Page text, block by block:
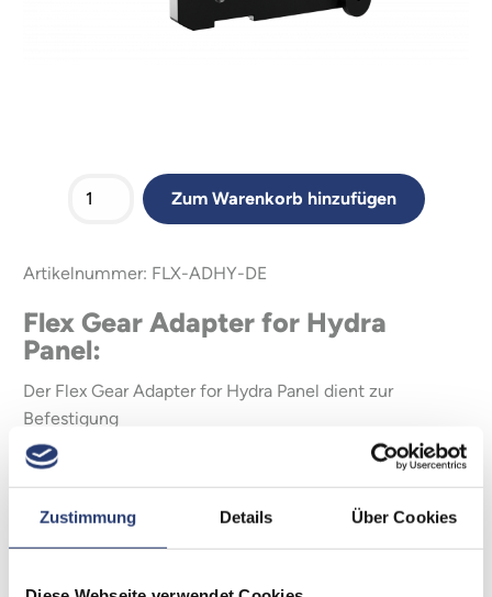
Zustimmung Details Über Cookies
Zum Warenkorb hinzufügen
Artikelnummer: FLX-ADHY-DE
Flex Gear Adapter for Hydra
Panel:
Der Flex Gear Adapter for Hydra Panel dient zur
Befestigung
von dem Astera Hydra Panel.
Die Ausgestaltung dieser Aufnahme ermöglicht die
Ausrichtung und Neigung in 30° Schritten der Lampe.